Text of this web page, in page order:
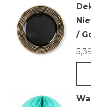
/